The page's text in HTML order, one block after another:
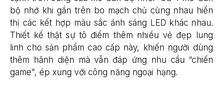
bộ nhớ khi gắn trên bo mạch chủ cùng nhau hiển
thị các kết hợp màu sắc ánh sáng LED khác nhau.
Thiết kế thật sự tô điểm thêm nhiều vẻ đẹp lung
linh cho sản phẩm cao cấp này, khiến người dùng
thêm hãnh diện mà vẫn đáp ứng nhu cầu “chiến
game”, ép xung với công năng ngoại hạng.